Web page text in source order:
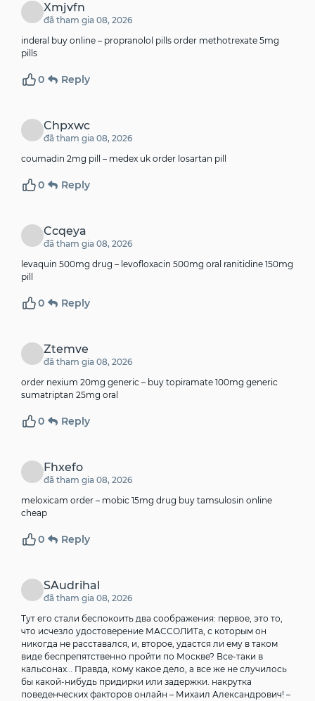
Xmjvfn
đã tham gia 08, 2026
inderal buy online – propranolol pills order methotrexate 5mg
pills
0 Reply
Chpxwc
đã tham gia 08, 2026
coumadin 2mg pill – medex uk order losartan pill
0 Reply
Ccqeya
đã tham gia 08, 2026
levaquin 500mg drug – levofloxacin 500mg oral ranitidine 150mg
pill
0 Reply
Ztemve
đã tham gia 08, 2026
order nexium 20mg generic – buy topiramate 100mg generic
sumatriptan 25mg oral
0 Reply
Fhxefo
đã tham gia 08, 2026
meloxicam order – mobic 15mg drug buy tamsulosin online
cheap
0 Reply
SAudrihal
đã tham gia 08, 2026
Тут его стали беспокоить два соображения: первое, это то,
что исчезло удостоверение МАССОЛИТа, с которым он
никогда не расставался, и, второе, удастся ли ему в таком
виде беспрепятственно пройти по Москве? Все-таки в
кальсонах… Правда, кому какое дело, а все же не случилось
бы какой-нибудь придирки или задержки. накрутка
поведенческих факторов онлайн – Михаил Александрович! –